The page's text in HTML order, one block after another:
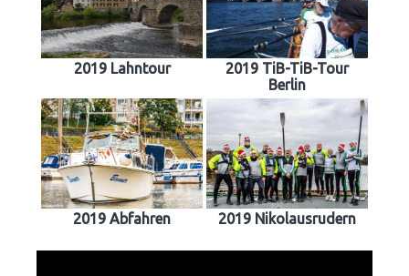
2019 Lahntour
2019 TiB-TiB-Tour
Berlin
2019 Abfahren 2019 Nikolausrudern